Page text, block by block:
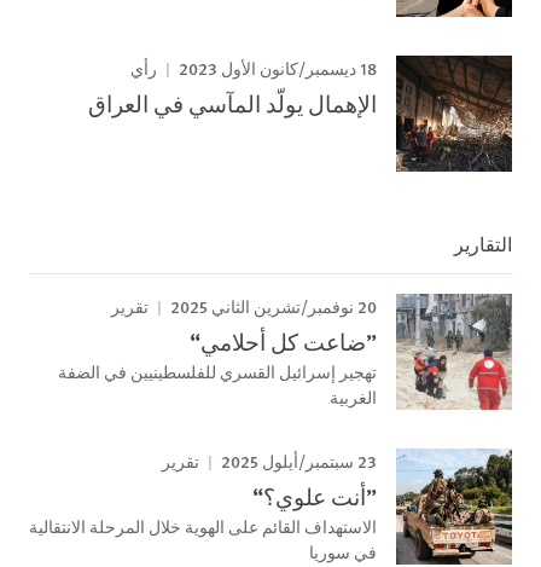
18 ديسمبر/كانون الأول 2023 رأي
الإهمال يولّد المآسي في العراق
التقارير
20 نوفمبر/تشرين الثاني 2025 تقرير
”ضاعت كل أحلامي“
تهجير إسرائيل القسري للفلسطينيين في الضفة
الغربية
23 سبتمبر/أيلول 2025 تقرير
”أنت علوي؟“
الاستهداف القائم على الهوية خلال المرحلة الانتقالية
في سوريا